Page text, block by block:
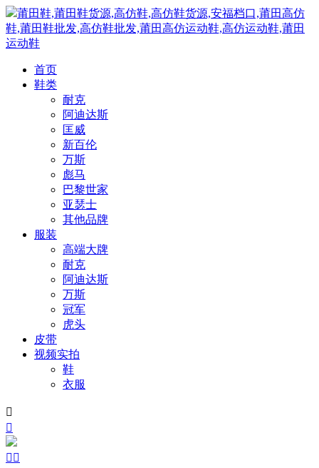
莆田鞋,莆田鞋货源,高仿鞋,高仿鞋货源,安福档口,莆田高仿
鞋,莆田鞋批发,高仿鞋批发,莆田高仿运动鞋,高仿运动鞋,莆田
运动鞋
首页
鞋类
耐克
阿迪达斯
匡威
新百伦
万斯
彪马
巴黎世家
亚瑟士
其他品牌
服装
高端大牌
耐克
阿迪达斯
万斯
冠军
虎头
皮带
视频实拍
鞋
衣服


 